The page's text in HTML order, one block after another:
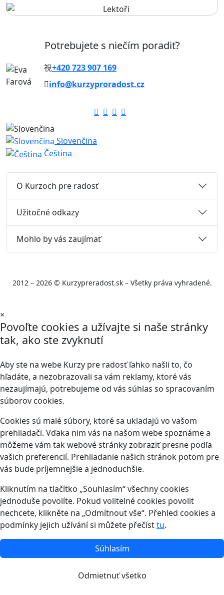
Potrebujete s niečím poradiť?
+420 723 907 169
info@kurzyproradost.cz
Slovenčina
Čeština
O Kurzoch pre radosť
Užitočné odkazy
Mohlo by vás zaujímať
2012 – 2026 © Kurzypreradost.sk – Všetky práva vyhradené.
×
Povoľte cookies a užívajte si naše stránky
tak, ako ste zvyknutí
Aby ste na webe Kurzy pre radosť ľahko našli to, čo
hľadáte, a nezobrazovali sa vám reklamy, ktoré vás
nezaujímajú, potrebujeme od vás súhlas so spracovaním
súborov cookies.
Cookies sú malé súbory, ktoré sa ukladajú vo vašom
prehliadači. Vďaka nim vás na našom webe spoznáme a
môžeme vám tak webové stránky zobraziť presne podľa
vašich preferencií. Prehliadanie našich stránok potom pre
vás bude príjemnejšie a jednoduchšie.
Kliknutím na tlačítko „Souhlasím“ všechny cookies
jednoduše povolíte. Pokud volitelné cookies povolit
nechcete, klikněte na „Odmítnout vše“. Přehled cookies a
podmínky jejich užívání si můžete přečísttu.
Súhlasím
Odmietnuť všetko